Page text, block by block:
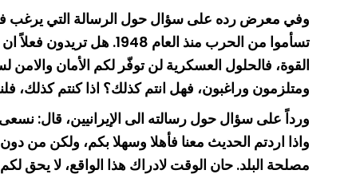
وفي معرض رده على سؤال حول الرسالة التي يرغب في
تسأموا من الحرب منذ
القوة، فالحلول العسكرية لن توفّر لكم الأمان
ومتلزمون وراغبون، فهل انتم كذلك؟ اذا كنتم كذلك،
ورداً على سؤال حول رسالته الى الإيرانيين، قال: نسعى
واذا اردتم الحديث معنا فأهلا وسهلا بكم، ولكن من
مصلحة البلد. حان الوقت لادراك هذا الواقع، لا يحق